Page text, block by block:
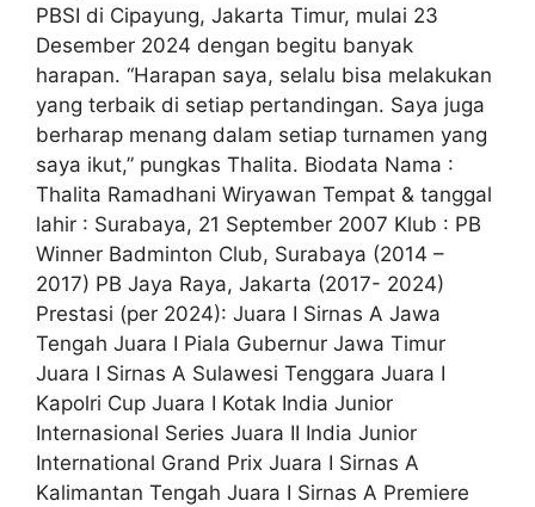
PBSI di Cipayung, Jakarta Timur, mulai 23
Desember 2024 dengan begitu banyak
harapan. “Harapan saya, selalu bisa melakukan
yang terbaik di setiap pertandingan. Saya juga
berharap menang dalam setiap turnamen yang
saya ikut,” pungkas Thalita. Biodata Nama :
Thalita Ramadhani Wiryawan Tempat & tanggal
lahir : Surabaya, 21 September 2007 Klub : PB
Winner Badminton Club, Surabaya (2014 –
2017) PB Jaya Raya, Jakarta (2017- 2024)
Prestasi (per 2024): Juara I Sirnas A Jawa
Tengah Juara I Piala Gubernur Jawa Timur
Juara I Sirnas A Sulawesi Tenggara Juara I
Kapolri Cup Juara I Kotak India Junior
Internasional Series Juara II India Junior
International Grand Prix Juara I Sirnas A
Kalimantan Tengah Juara I Sirnas A Premiere